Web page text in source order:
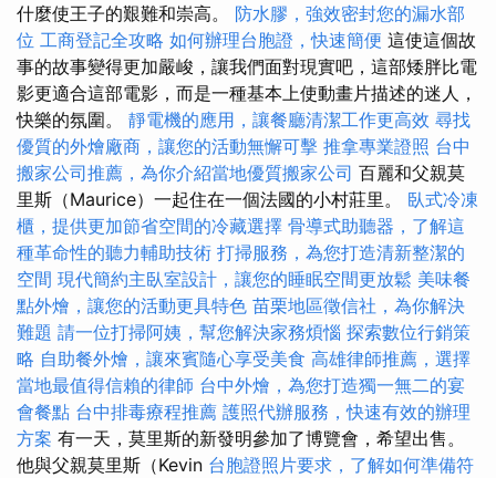
什麼使王子的艱難和崇高。 防水膠，強效密封您的漏水部
位 工商登記全攻略 如何辦理台胞證，快速簡便 這使這個故
事的故事變得更加嚴峻，讓我們面對現實吧，這部矮胖比電
影更適合這部電影，而是一種基本上使動畫片描述的迷人，
快樂的氛圍。 靜電機的應用，讓餐廳清潔工作更高效 尋找
優質的外燴廠商，讓您的活動無懈可擊 推拿專業證照 台中
搬家公司推薦，為你介紹當地優質搬家公司 百麗和父親莫
里斯（Maurice）一起住在一個法國的小村莊里。 臥式冷凍
櫃，提供更加節省空間的冷藏選擇 骨導式助聽器，了解這
種革命性的聽力輔助技術 打掃服務，為您打造清新整潔的
空間 現代簡約主臥室設計，讓您的睡眠空間更放鬆 美味餐
點外燴，讓您的活動更具特色 苗栗地區徵信社，為你解決
難題 請一位打掃阿姨，幫您解決家務煩惱 探索數位行銷策
略 自助餐外燴，讓來賓隨心享受美食 高雄律師推薦，選擇
當地最值得信賴的律師 台中外燴，為您打造獨一無二的宴
會餐點 台中排毒療程推薦 護照代辦服務，快速有效的辦理
方案 有一天，莫里斯的新發明參加了博覽會，希望出售。
他與父親莫里斯（Kevin 台胞證照片要求，了解如何準備符